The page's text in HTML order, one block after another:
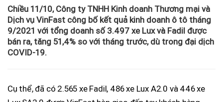
Chiều 11/10, Công ty TNHH Kinh doanh Thương mại và
Dịch vụ VinFast công bố kết quả kinh doanh ô tô tháng
9/2021 với tổng doanh số 3.497 xe Lux và Fadil được
bán ra, tăng 51,4% so với tháng trước, dù trong đại dịch
COVID-19.
Cụ thể, đã có 2.565 xe Fadil, 486 xe Lux A2.0 và 446 xe